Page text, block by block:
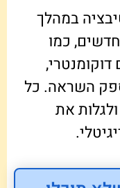
במהלך
כמו
דוקומנטרי,
השראה. כל
את